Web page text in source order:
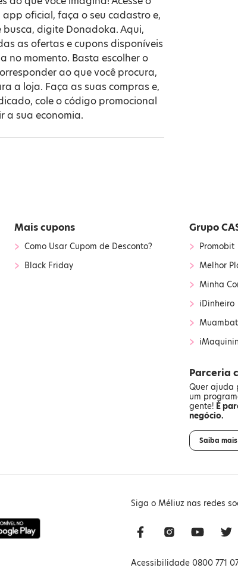
app oficial, faça o seu cadastro e,
busca, digite Donadoka. Aqui,
as ofertas e cupons disponíveis
no momento. Basta escolher o
ao que você procura,
a loja. Faça as suas compras e,
cole o código promocional
a sua economia.
Mais cupons
› Como Usar Cupom de Desconto?
› Black Friday
Grupo
› Promobit
› Melhor
› Minha
› iDinheiro
›
›
Parceria
Quer ajuda
um
gente! É
negócio.
Saiba mais
Siga o Méliuz nas redes
Acessibilidade 0800 771